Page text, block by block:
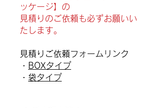
ッケージ】の
見積りのご依頼も必ずお願いい
たします。
見積りご依頼フォームリンク
・ BOXタイプ
・ 袋タイプ